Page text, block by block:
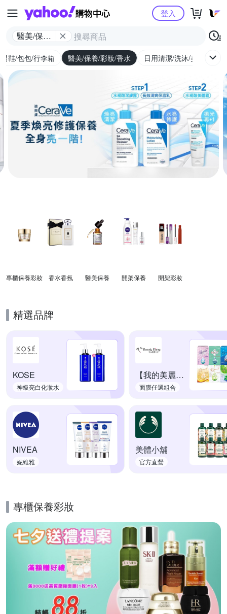
Yahoo購物中心
醫美/保養/
登入
鞋/包包/行李箱 醫美/保養/彩妝/香水 日用清潔/洗沐/美髮
專櫃保養彩妝 香水香氛 醫美保養 開架保養 開架彩妝
精選品牌
KOSE
神級亮白化妝水
【我的美麗日記】
面膜任選組合
NIVEA
妮維雅
美體小舖
官方直營
專櫃保養彩妝